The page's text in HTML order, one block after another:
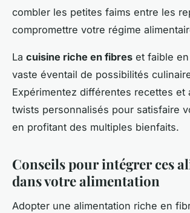
combler les petites faims entre les
compromettre votre régime
La cuisine riche en fibres et faible
vaste éventail de possibilités
Expérimentez différentes recettes et
twists personnalisés pour satisfaire
en profitant des multiples bienfaits.
Conseils pour intégrer ces
dans votre alimentation
Adopter une alimentation riche en